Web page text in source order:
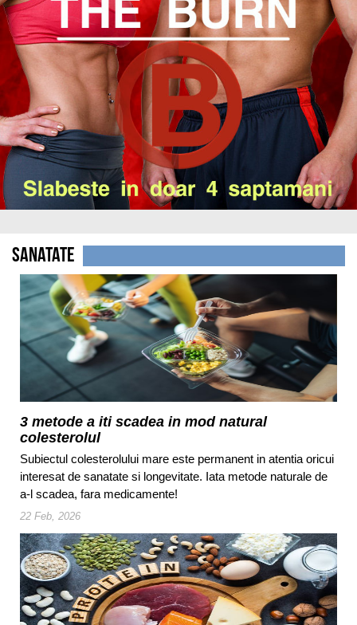
Sanatate
3 metode a iti scadea in mod natural
colesterolul
Subiectul colesterolului mare este permanent in atentia oricui
interesat de sanatate si longevitate. Iata metode naturale de
a-l scadea, fara medicamente!
22 Feb, 2026